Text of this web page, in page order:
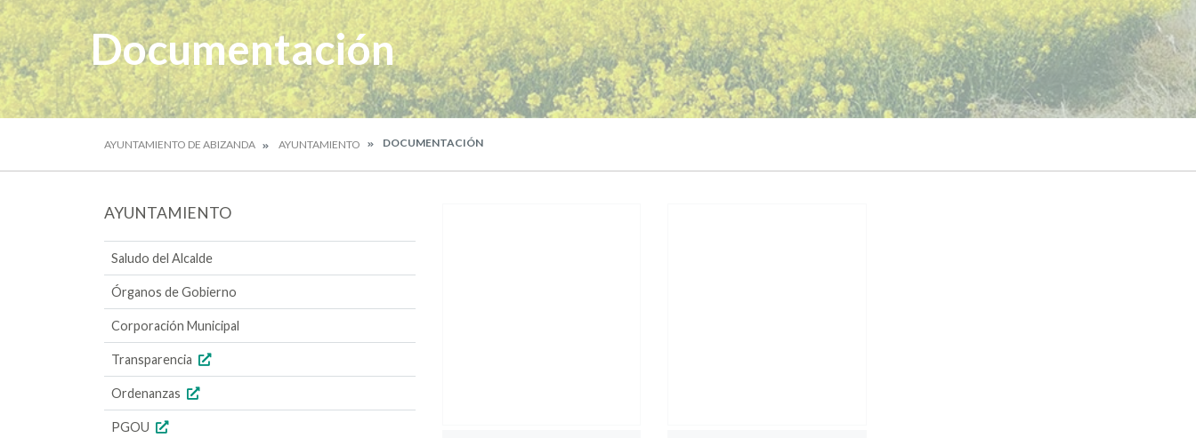
Documentación
AYUNTAMIENTO DE ABIZANDA AYUNTAMIENTO DOCUMENTACIÓN
AYUNTAMIENTO
Saludo del Alcalde
Órganos de Gobierno
Corporación Municipal
Transparencia
Ordenanzas
PGOU